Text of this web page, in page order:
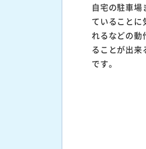
自宅の駐車
ていることに
れるなどの動
ることが出来
です。